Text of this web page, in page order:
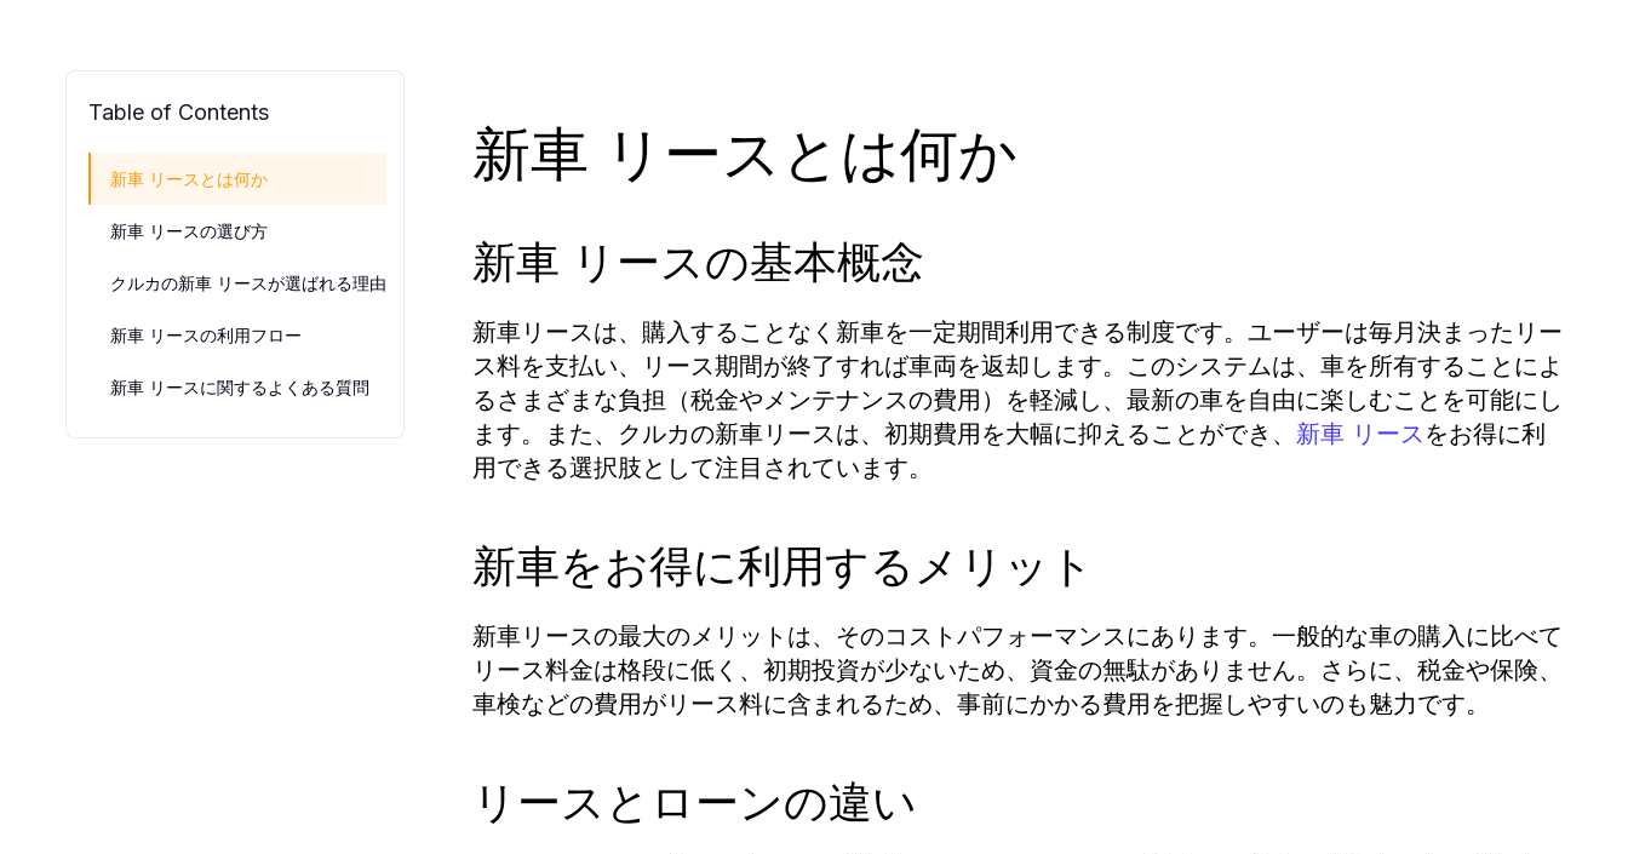
Table of Contents
新車 リースとは何か
新車 リースの選び方
クルカの新車 リースが選ばれる理由
新車 リースの利用フロー
新車 リースに関するよくある質問
新車 リースとは何か
新車 リースの基本概念
新車リースは、購入することなく新車を一定期間利用できる制度です。ユーザーは毎月決まったリー
ス料を支払い、リース期間が終了すれば車両を返却します。このシステムは、車を所有することによ
るさまざまな負担（税金やメンテナンスの費用）を軽減し、最新の車を自由に楽しむことを可能にし
ます。また、クルカの新車リースは、初期費用を大幅に抑えることができ、
新車 リースをお得に利
用できる選択肢として注目されています。
新車をお得に利用するメリット
新車リースの最大のメリットは、そのコストパフォーマンスにあります。一般的な車の購入に比べて
リース料金は格段に低く、初期投資が少ないため、資金の無駄がありません。さらに、税金や保険、
車検などの費用がリース料に含まれるため、事前にかかる費用を把握しやすいのも魅力です。
リースとローンの違い